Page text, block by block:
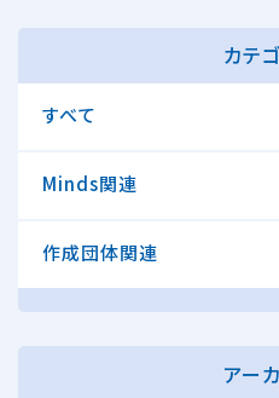
カテ
すべて
Minds関連
作成団体関連
アー